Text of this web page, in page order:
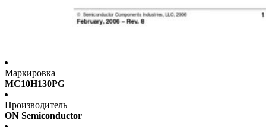
Маркировка
MC10H130PG
Производитель
ON Semiconductor